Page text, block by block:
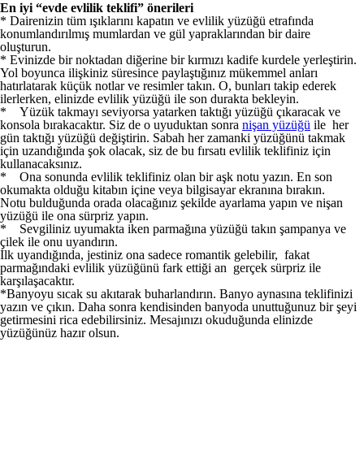
En iyi “evde evlilik teklifi” önerileri
* Dairenizin tüm ışıklarını kapatın ve evlilik yüzüğü etrafında
konumlandırılmış mumlardan ve gül yapraklarından bir daire
oluşturun.
* Evinizde bir noktadan diğerine bir kırmızı kadife kurdele yerleştirin.
Yol boyunca ilişkiniz süresince paylaştığınız mükemmel anları
hatırlatarak küçük notlar ve resimler takın. O, bunları takip ederek
ilerlerken, elinizde evlilik yüzüğü ile son durakta bekleyin.
* Yüzük takmayı seviyorsa yatarken taktığı yüzüğü çıkaracak ve
konsola bırakacaktır. Siz de o uyuduktan sonra nişan yüzüğü ile her
gün taktığı yüzüğü değiştirin. Sabah her zamanki yüzüğünü takmak
için uzandığında şok olacak, siz de bu fırsatı evlilik teklifiniz için
kullanacaksınız.
* Ona sonunda evlilik teklifiniz olan bir aşk notu yazın. En son
okumakta olduğu kitabın içine veya bilgisayar ekranına bırakın.
Notu bulduğunda orada olacağınız şekilde ayarlama yapın ve nişan
yüzüğü ile ona sürpriz yapın.
* Sevgiliniz uyumakta iken parmağına yüzüğü takın şampanya ve
çilek ile onu uyandırın.
İlk uyandığında, jestiniz ona sadece romantik gelebilir, fakat
parmağındaki evlilik yüzüğünü fark ettiği an gerçek sürpriz ile
karşılaşacaktır.
*Banyoyu sıcak su akıtarak buharlandırın. Banyo aynasına teklifinizi
yazın ve çıkın. Daha sonra kendisinden banyoda unuttuğunuz bir şeyi
getirmesini rica edebilirsiniz. Mesajınızı okuduğunda elinizde
yüzüğünüz hazır olsun.